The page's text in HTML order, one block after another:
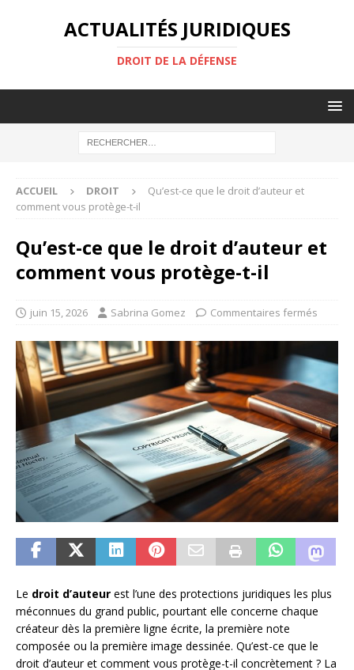
ACTUALITÉS JURIDIQUES
DROIT DE LA DÉFENSE
ACCUEIL DROIT
Qu’est-ce que le droit d’auteur et
comment vous protège-t-il
Qu’est-ce que le droit d’auteur et
comment vous protège-t-il
juin 15, 2026 Sabrina Gomez Commentaires fermés
Le droit d’auteur est l’une des protections juridiques les plus
méconnues du grand public, pourtant elle concerne chaque
créateur dès la première ligne écrite, la première note
composée ou la première image dessinée. Qu’est-ce que le
droit d’auteur et comment vous protège-t-il concrètement ? La